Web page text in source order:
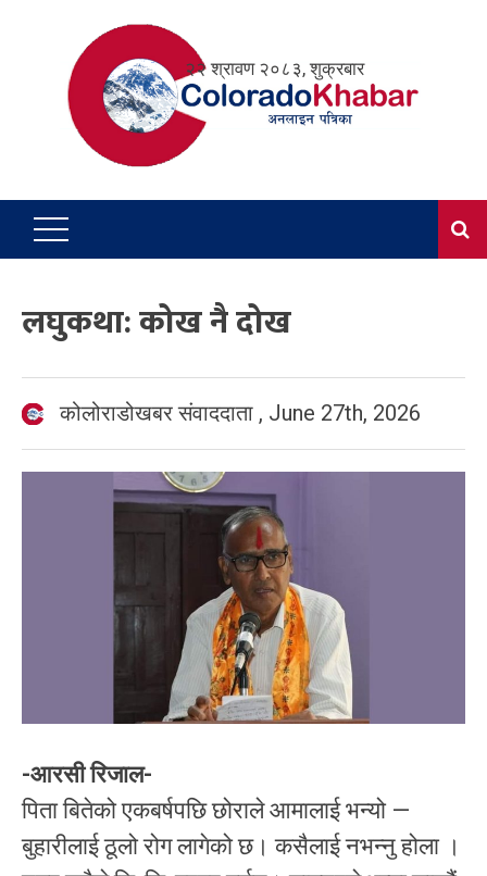
२२ श्रावण २०८३, शुक्रबार
लघुकथा: कोख नै दोख
कोलोराडोखबर संवाददाता , June 27th, 2026
-आरसी रिजाल-
पिता बितेको एकबर्षपछि छोराले आमालाई भन्यो —
बुहारीलाई ठूलो रोग लागेको छ। कसैलाई नभन्नु होला ।